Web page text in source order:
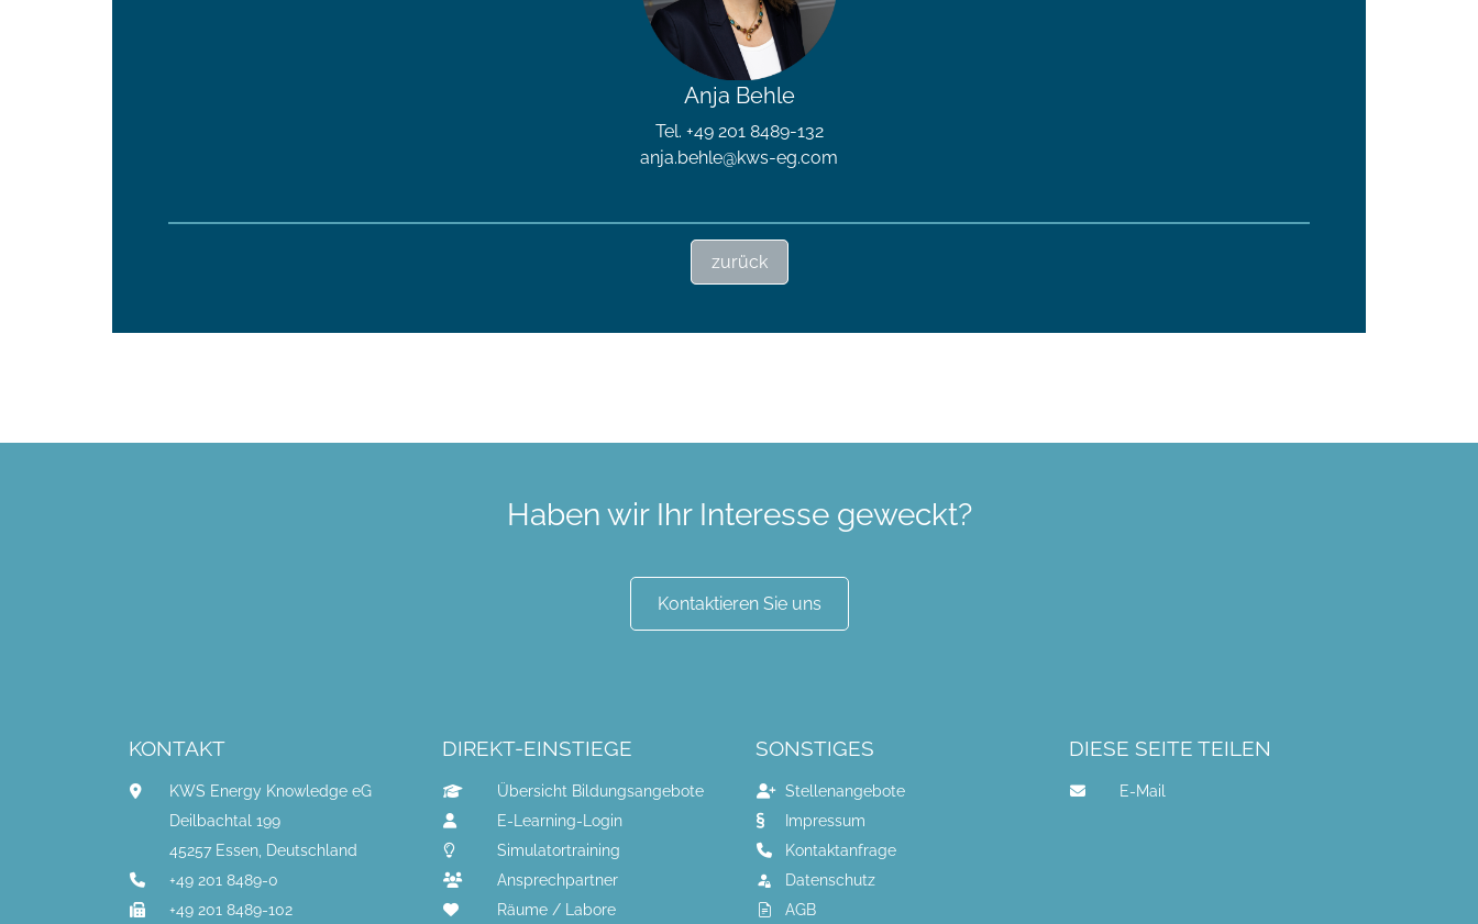
Anja Behle
Tel. +49 201 8489-132
anja.behle@kws-eg.com
zurück
Haben wir Ihr Interesse geweckt?
Kontaktieren Sie uns
KONTAKT
KWS Energy Knowledge eG
Deilbachtal 199
45257 Essen, Deutschland
+49 201 8489-0
+49 201 8489-102
DIREKT-EINSTIEGE
Übersicht Bildungsangebote
E-Learning-Login
Simulatortraining
Ansprechpartner
Räume / Labore
SONSTIGES
Stellenangebote
Impressum
Kontaktanfrage
Datenschutz
AGB
DIESE SEITE TEILEN
E-Mail